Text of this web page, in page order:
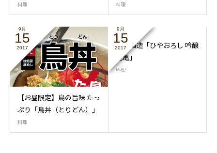
料理 料理
9月
15
2017
【お昼限定】鳥の旨味 たっ
ぷり「鳥丼（とりどん）」
料理
9月
15
2017
池亀酒造「ひやおろし 吟醸
池亀」
料理